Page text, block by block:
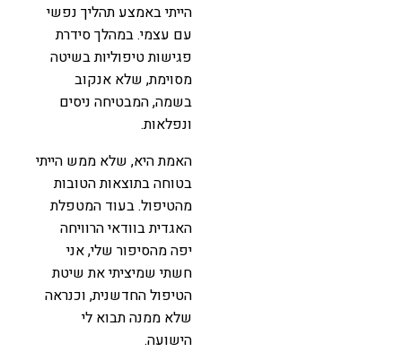
הייתי באמצע תהליך נפשי
עם עצמי. במהלך סידרת
פגישות טיפוליות בשיטה
מסוימת, שלא אנקוב
בשמה, המבטיחה ניסים
ונפלאות.
האמת היא, שלא ממש הייתי
בטוחה בתוצאות הטובות
מהטיפול. בעוד המטפלת
האגדית בוודאי הרוויחה
יפה מהסיפור שלי, אני
חשתי שמיציתי את שיטת
הטיפול החדשנית, וכנראה
שלא ממנה תבוא לי
הישועה.